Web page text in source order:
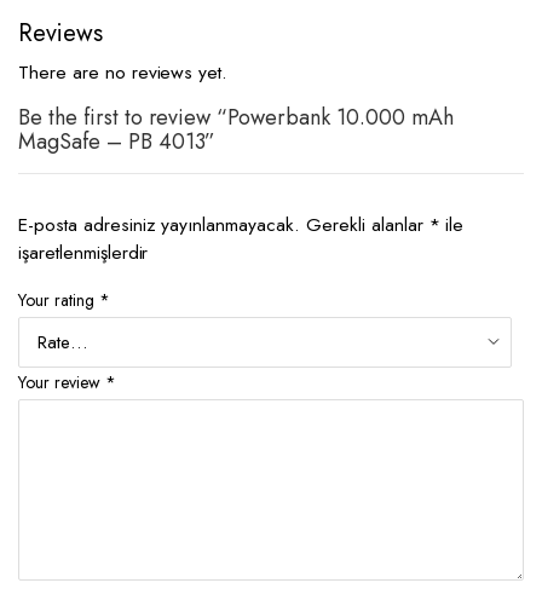
Reviews
There are no reviews yet.
Be the first to review “Powerbank 10.000 mAh
MagSafe – PB 4013”
E-posta adresiniz yayınlanmayacak. Gerekli alanlar * ile
işaretlenmişlerdir
Your rating *
Your review *